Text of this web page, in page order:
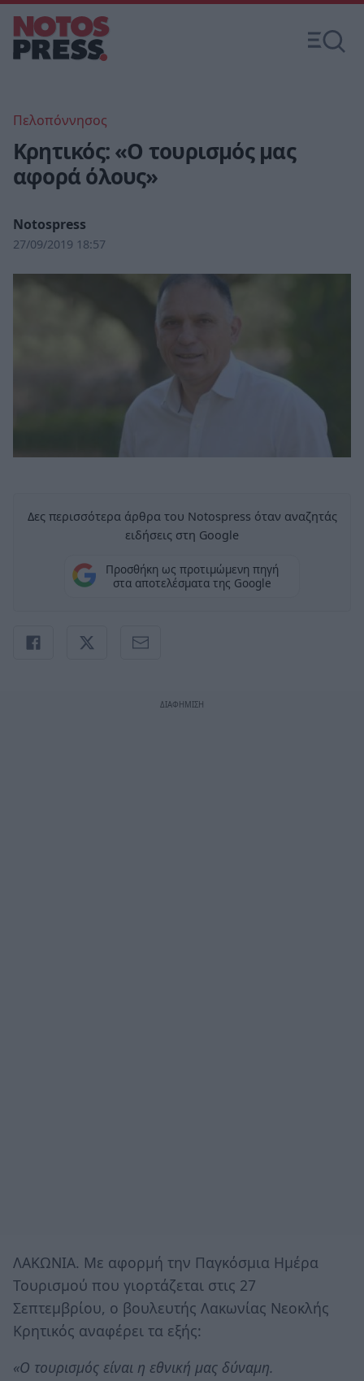
Πελοπόννησος
Κρητικός: «Ο τουρισμός μας
αφορά όλους»
Notospress
27/09/2019 18:57
Δες περισσότερα άρθρα του Notospress όταν αναζητάς
ειδήσεις στη Google
Προσθήκη ως προτιμώμενη πηγή
στα αποτελέσματα της Google
ΛΑΚΩΝΙΑ. Με αφορμή την Παγκόσμια Ημέρα
Τουρισμού που γιορτάζεται στις 27
Σεπτεμβρίου, ο βουλευτής Λακωνίας Νεοκλής
Κρητικός αναφέρει τα εξής:
«Ο τουρισμός είναι η εθνική μας δύναμη.